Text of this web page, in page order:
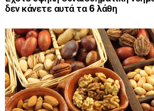
δεν κάνετε αυτά τα 6 λάθη